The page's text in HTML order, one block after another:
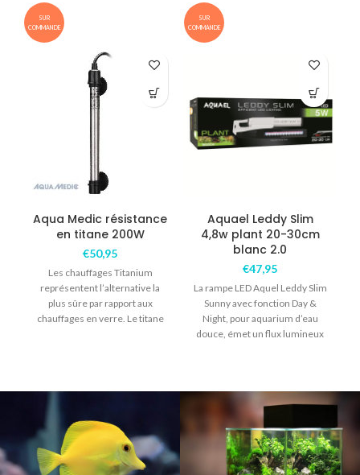
SUR
COMMANDE
Aqua Medic résistance
en titane 200W
€50,95
Les chauffages Titanium
représentent l’alternative la
plus sûre par rapport aux
chauffages en verre. Le titane
SUR
COMMANDE
Aquael Leddy Slim
4,8w plant 20-30cm
blanc 2.0
€47,95
La rampe LED Aquel Leddy Slim
Sunny avec fonction Day &
Night, pour aquarium d’eau
douce, émet un flux lumineux